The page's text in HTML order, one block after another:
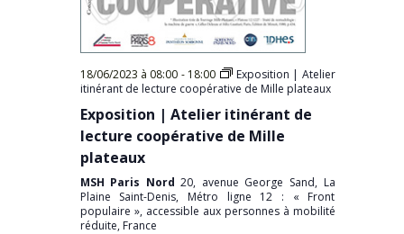
18/06/2023 à 08:00 - 18:00
Exposition | Atelier
itinérant de lecture coopérative de Mille plateaux
Exposition | Atelier itinérant de
lecture coopérative de Mille
plateaux
MSH Paris Nord20, avenue George Sand, La
Plaine Saint-Denis, Métro ligne 12 : « Front
populaire », accessible aux personnes à mobilité
réduite, France